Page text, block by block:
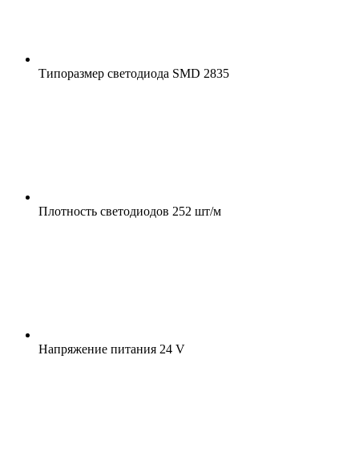
Типоразмер светодиода SMD 2835
Плотность светодиодов 252 шт/м
Напряжение питания 24 V